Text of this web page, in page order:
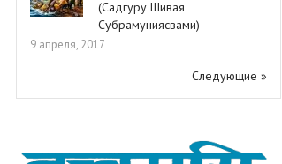
(Садгуру Шивая
Субрамуниясвами)
9 апреля, 2017
Следующие »